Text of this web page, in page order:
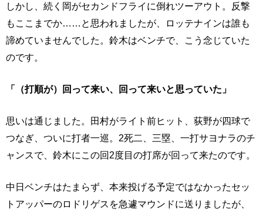
しかし、続く岡がセカンドフライに倒れツーアウト。反撃
もここまでか……と思われましたが、ロッテナインは誰も
諦めていませんでした。鈴木はベンチで、こう念じていた
のです。
「（打順が）回って来い、回って来いと思っていた」
思いは通じました。田村がライト前ヒット、荻野が四球で
つなぎ、ついに打者一巡。2死二、三塁、一打サヨナラのチ
ャンスで、鈴木にこの回2度目の打席が回って来たのです。
中日ベンチはたまらず、本来投げる予定ではなかったセッ
トアッパーのロドリゲスを急遽マウンドに送りましたが、